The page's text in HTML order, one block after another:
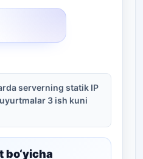
serverning statik IP
3 ish kuni
bo‘yicha